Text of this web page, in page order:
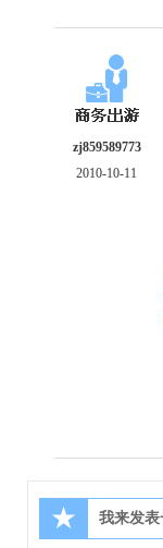
zj859589773
2010-10-11
★ 我来发